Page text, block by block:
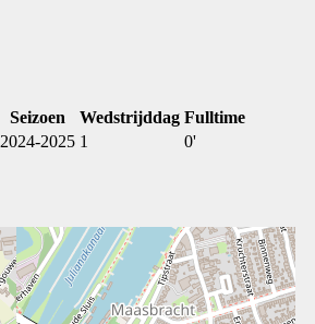
Seizoen Wedstrijddag Fulltime
2024-2025 1 0'
Sportpark Mortelskoel